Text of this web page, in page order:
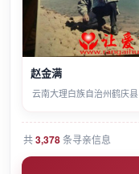
赵金满
云南大理白族自治州鹤庆县
共3,378条寻亲信息